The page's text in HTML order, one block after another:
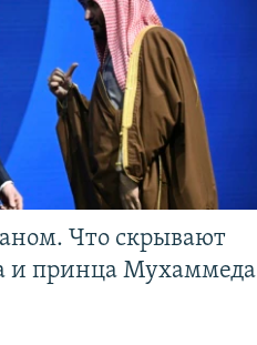
Что скрывают
и принца Мухаммеда